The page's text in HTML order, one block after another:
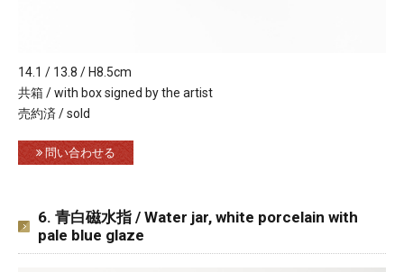
14.1 / 13.8 / H8.5cm
共箱 / with box signed by the artist
売約済 / sold
問い合わせる
6. 青白磁水指 / Water jar, white porcelain with
pale blue glaze